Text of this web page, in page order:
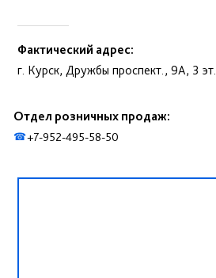
Фактический адрес:
г. Курск, Дружбы проспект., 9А, 3 эт.
Отдел розничных продаж:
☎+7-952-495-58-50